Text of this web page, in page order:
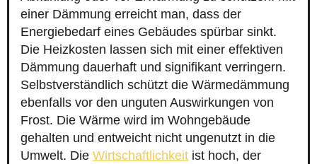
einer Dämmung erreicht man, dass der
Energiebedarf eines Gebäudes spürbar sinkt.
Die Heizkosten lassen sich mit einer effektiven
Dämmung dauerhaft und signifikant verringern.
Selbstverständlich schützt die Wärmedämmung
ebenfalls vor den unguten Auswirkungen von
Frost. Die Wärme wird im Wohngebäude
gehalten und entweicht nicht ungenutzt in die
Umwelt. Die Wirtschaftlichkeit ist hoch, der